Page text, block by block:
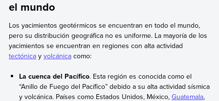
el mundo
Los yacimientos geotérmicos se encuentran en todo el mundo,
pero su distribución geográfica no es uniforme. La mayoría de los
yacimientos se encuentran en regiones con alta actividad
tectónicay volcánicacomo:
La cuenca del Pacífico. Esta región es conocida como el
“Anillo de Fuego del Pacífico” debido a su alta actividad sísmica
y volcánica. Países como Estados Unidos, México,Guatemala,